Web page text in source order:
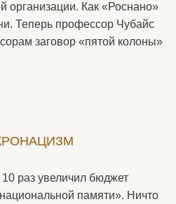
организации. Как «Роснано»
Теперь профессор Чубайс
заговор «пятой колоны»
раз увеличил бюджет
памяти». Ничто